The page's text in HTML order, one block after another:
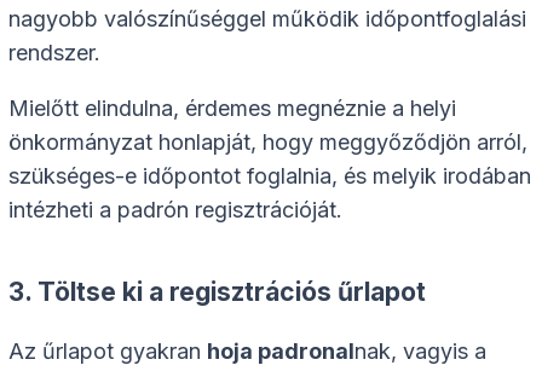
nagyobb valószínűséggel működik időpontfoglalási
rendszer.
Mielőtt elindulna, érdemes megnéznie a helyi
önkormányzat honlapját, hogy meggyőződjön arról,
szükséges-e időpontot foglalnia, és melyik irodában
intézheti a padrón regisztrációját.
3. Töltse ki a regisztrációs űrlapot
Az űrlapot gyakran hoja padronalnak, vagyis a